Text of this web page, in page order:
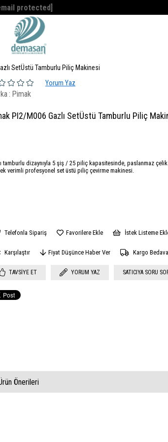
protected]
SetÜstü Tamburlu Piliç Makinesi
Yorum Yaz
: Pimak
PI2/M006 Gazlı SetÜstü Tamburlu Piliç
tamburlu dizaynıyla 5 şiş / 25 piliç kapasitesinde, paslanmaz
verimli profesyonel set üstü piliç çevirme makinesi.
Telefonla Sipariş Favorilere Ekle İstek Listeme
Karşılaştır Fiyat Düşünce Haber Ver Kargo Bedava
TAVSIYE ET YORUM YAZ SATICIYA SORU
Önerileri